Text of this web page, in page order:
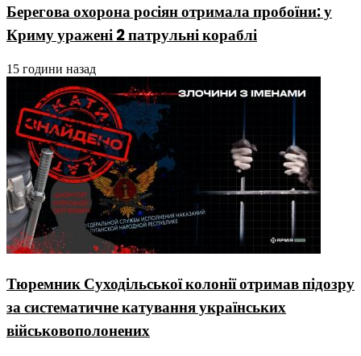
Берегова охорона росіян отримала пробоїни: у
Криму уражені 2 патрульні кораблі
15 години назад
Тюремник Суходільської колонії отримав підозру
за систематичне катування українських
військовополонених